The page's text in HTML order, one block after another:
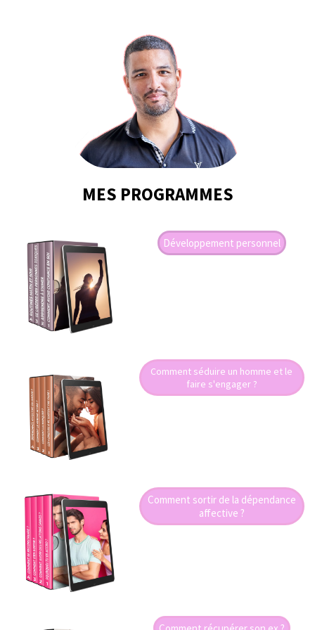
MES PROGRAMMES
Développement personnel
Comment séduire un homme et le
faire s'engager ?
Comment sortir de la dépendance
affective ?